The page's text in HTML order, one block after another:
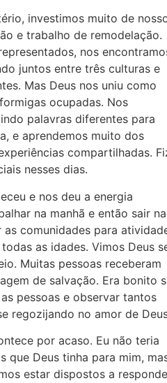
investimos muito de
e trabalho de remodelação.
nos
juntos entre três culturas e
Mas Deus nos uniu como
ocupadas. Nos
palavras diferentes para
e aprendemos muito dos
compartilhadas.
nesses dias.
e nos deu a energia
na manhã e então sair na
comunidades para
as idades. Vimos Deus
Muitas pessoas receberam
de salvação. Era bonito
pessoas e observar tantos
regozijando no amor de
por acaso. Eu não teria
que Deus tinha para mim,
estar dispostos a